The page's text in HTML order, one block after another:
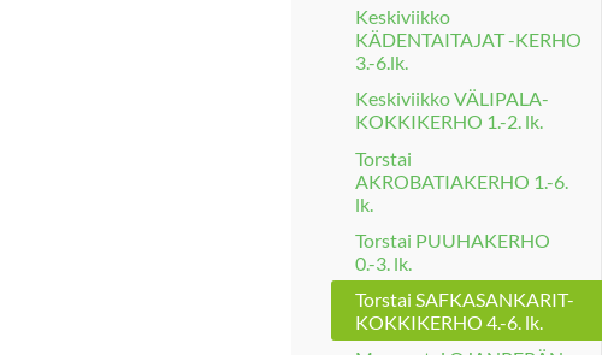
Keskiviikko
KÄDENTAITAJAT -KERHO
3.-6.lk.
Keskiviikko VÄLIPALA-
KOKKIKERHO 1.-2. lk.
Torstai
AKROBATIAKERHO 1.-6.
lk.
Torstai PUUHAKERHO
0.-3. lk.
Torstai SAFKASANKARIT-
KOKKIKERHO 4.-6. lk.